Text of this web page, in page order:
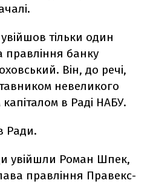
тільки один
правління банку
Він, до речі,
невеликого
в Раді НАБУ.
Ради.
увійшли Роман Шпек,
правління Правекс-